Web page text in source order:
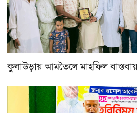
কুলাউড়ায় আমতৈলে মাহফিল